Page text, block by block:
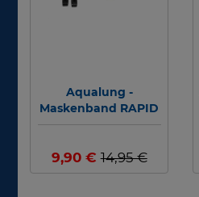
Aqualung -
Maskenband RAPID
Silicon #
9,90 €14,95 €